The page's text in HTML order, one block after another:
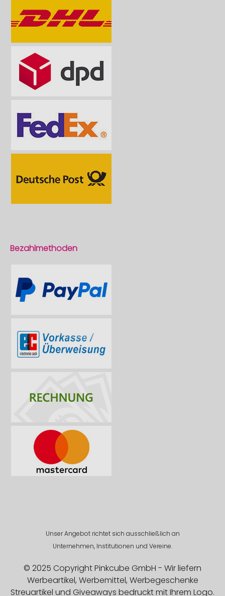
Bezahlmethoden
Unser Angebot richtet sich ausschließlich an
Unternehmen, Institutionen und Vereine.
© 2025 Copyright Pinkcube GmbH - Wir liefern
Werbeartikel, Werbemittel, Werbegeschenke
Streuartikel und Giveaways bedruckt mit Ihrem Logo.